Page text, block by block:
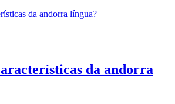
da andorra